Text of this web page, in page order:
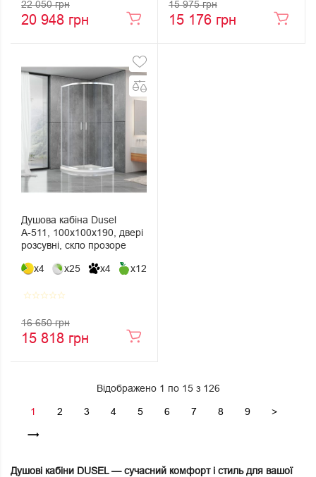
22 050 грн
20 948 грн
15 975 грн
15 176 грн
Душова кабіна Dusel
А-511, 100х100х190, двері
розсувні, скло прозоре
x4 x25 x4 x12
star_borderstar_borderstar_borderstar_borderstar_border
16 650 грн
15 818 грн
Відображено 1 по 15 з 126
1 2 3 4 5 6 7 8 9 >
Душові кабіни DUSEL — сучасний комфорт і стиль для вашої